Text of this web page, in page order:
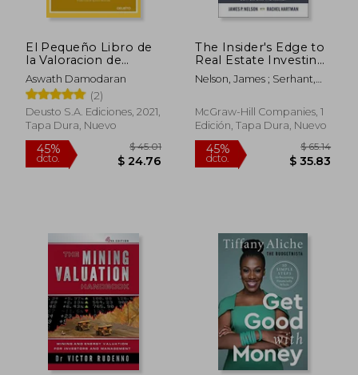
El Pequeño Libro de
la Valoracion de
Empresas
Aswath Damodaran
(2)
Deusto S.A. Ediciones, 2021,
Tapa Dura, Nuevo
45%
dcto. $ 24.76
The Insider's Edge to
Real Estate Investing:
Game-Changing
Strategies to
Market (en Inglés)
Nelson, James ; Serhant,
McGraw-Hill Companies, 1
Edición, Tapa Dura, Nuevo
45%
dcto.